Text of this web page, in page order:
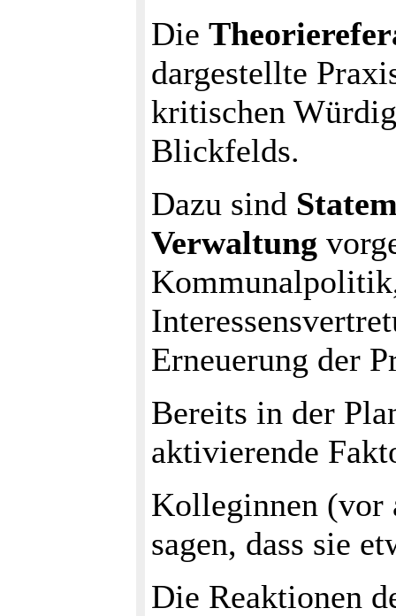
Die
dargestellte
kritischen
Blickfelds.
Dazu sind
Verwaltung
Erneuerung der
Bereits in der
aktivierende
Kolleginnen (vor
sagen, dass sie
Die Reaktionen